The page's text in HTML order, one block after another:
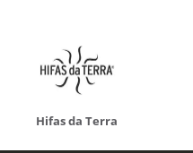
Hifas da Terra